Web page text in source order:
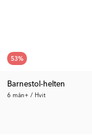
53%
Barnestol-helten
6 mån+ / Hvit